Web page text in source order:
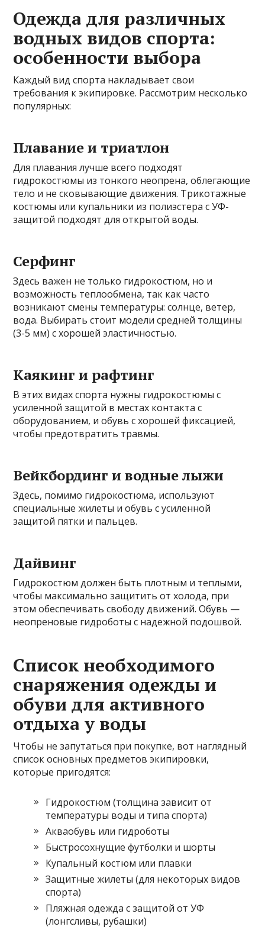
Одежда для различных
водных видов спорта:
особенности выбора
Каждый вид спорта накладывает свои
требования к экипировке. Рассмотрим несколько
популярных:
Плавание и триатлон
Для плавания лучше всего подходят
гидрокостюмы из тонкого неопренa, облегающие
тело и не сковывающие движения. Трикотажные
костюмы или купальники из полиэстера с УФ-
защитой подходят для открытой воды.
Серфинг
Здесь важен не только гидрокостюм, но и
возможность теплообмена, так как часто
возникают смены температуры: солнце, ветер,
вода. Выбирать стоит модели средней толщины
(3-5 мм) с хорошей эластичностью.
Каякинг и рафтинг
В этих видах спорта нужны гидрокостюмы с
усиленной защитой в местах контакта с
оборудованием, и обувь с хорошей фиксацией,
чтобы предотвратить травмы.
Вейкбординг и водные лыжи
Здесь, помимо гидрокостюма, используют
специальные жилеты и обувь с усиленной
защитой пятки и пальцев.
Дайвинг
Гидрокостюм должен быть плотным и теплыми,
чтобы максимально защитить от холода, при
этом обеспечивать свободу движений. Обувь —
неопреновые гидроботы с надежной подошвой.
Список необходимого
снаряжения одежды и
обуви для активного
отдыха у воды
Чтобы не запутаться при покупке, вот наглядный
список основных предметов экипировки,
которые пригодятся:
Гидрокостюм (толщина зависит от
температуры воды и типа спорта)
Акваобувь или гидроботы
Быстросохнущие футболки и шорты
Купальный костюм или плавки
Защитные жилеты (для некоторых видов
спорта)
Пляжная одежда с защитой от УФ
(лонгсливы, рубашки)